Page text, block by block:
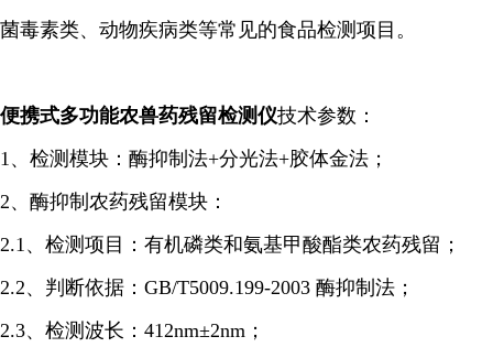
菌毒素类、动物疾病类等常见的食品检测项目。
便携式多功能农兽药残留检测仪技术参数：
1、检测模块：酶抑制 法+分光法+胶体金法；
2、酶抑制 农药残留模块：
2.1、检测项目：有机磷类和氨基甲酸酯类农药残留；
2.2、判断依据：GB/T5009.199-2003 酶抑制法；
2.3、检测波长：412nm±2nm；